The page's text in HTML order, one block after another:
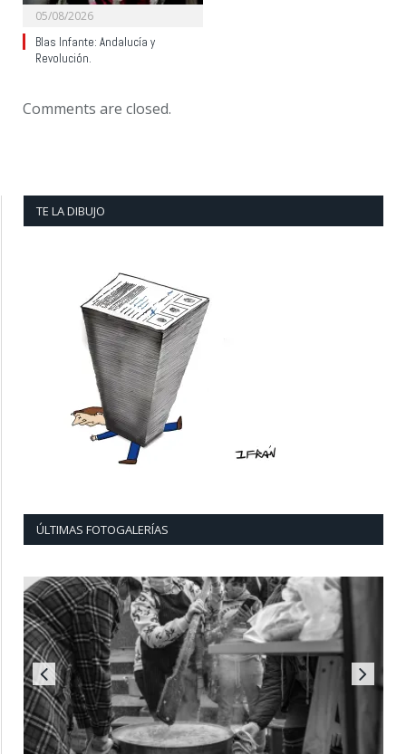
05/08/2026
Blas Infante: Andalucía y
Revolución.
Comments are closed.
TE LA DIBUJO
ÚLTIMAS FOTOGALERÍAS